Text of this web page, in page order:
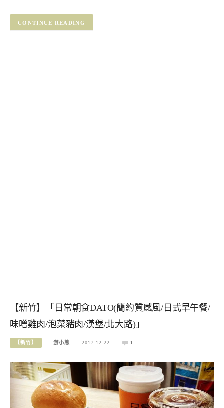
CONTINUE READING
【新竹】「日常朝食DATO(簡約質感風/日式早午餐/
味噌雞肉/泡菜豬肉/漢堡/北大路)」
【新竹】 游小熊 2017-12-22 1